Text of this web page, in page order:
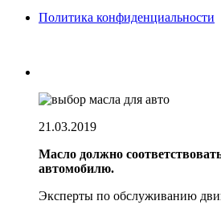
Политика конфиденциальности
21.03.2019
Масло должно
автомобилю.
Эксперты по обслуживанию